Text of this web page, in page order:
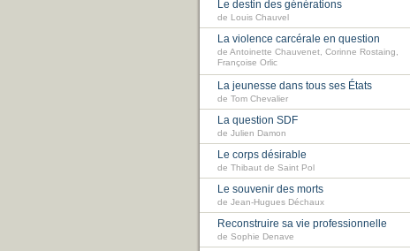
Le destin des générations
de Louis Chauvel
La violence carcérale en question
de Antoinette Chauvenet, Corinne Rostaing,
Françoise Orlic
La jeunesse dans tous ses États
de Tom Chevalier
La question SDF
de Julien Damon
Le corps désirable
de Thibaut de Saint Pol
Le souvenir des morts
de Jean-Hugues Déchaux
Reconstruire sa vie professionnelle
de Sophie Denave